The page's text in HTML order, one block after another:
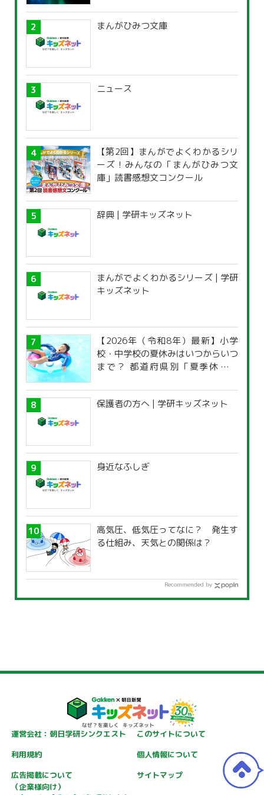
まんがひみつ文庫
ニュース
【第2回】まんがでよくわかるシリ
ーズ！みんなの「まんがひみつ文
庫」読書感想文コンクール
辞典 | 学研キッズネット
まんがでよくわかるシリーズ | 学研
キッズネット
【2026年（令和8年）最新】小学
校・中学校の夏休みはいつからいつ
まで？ 都道府県別「夏季休暇一
保護者の方へ | 学研キッズネット
身近なふしぎ
高気圧、低気圧ってなに？ 発生す
る仕組み、天気との関係は？
Recommended by
運営会社：朝日学研シンクエスト
このサイトについて
利用規約
個人情報について
広告掲載について
（企業様向け）
サイトマップ